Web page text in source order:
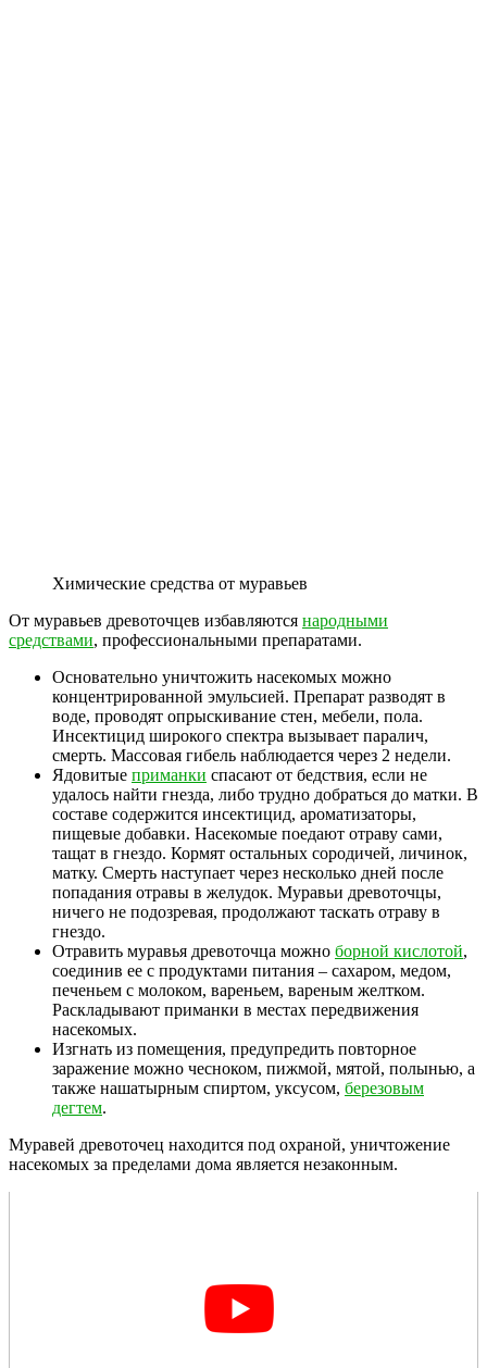
Химические средства от муравьев
От муравьев древоточцев избавляются народными
средствами, профессиональными препаратами.
Основательно уничтожить насекомых можно
концентрированной эмульсией. Препарат разводят в
воде, проводят опрыскивание стен, мебели, пола.
Инсектицид широкого спектра вызывает паралич,
смерть. Массовая гибель наблюдается через 2 недели.
Ядовитые приманки спасают от бедствия, если не
удалось найти гнезда, либо трудно добраться до матки. В
составе содержится инсектицид, ароматизаторы,
пищевые добавки. Насекомые поедают отраву сами,
тащат в гнездо. Кормят остальных сородичей, личинок,
матку. Смерть наступает через несколько дней после
попадания отравы в желудок. Муравьи древоточцы,
ничего не подозревая, продолжают таскать отраву в
гнездо.
Отравить муравья древоточца можно борной кислотой,
соединив ее с продуктами питания – сахаром, медом,
печеньем с молоком, вареньем, вареным желтком.
Раскладывают приманки в местах передвижения
насекомых.
Изгнать из помещения, предупредить повторное
заражение можно чесноком, пижмой, мятой, полынью, а
также нашатырным спиртом, уксусом, березовым
дегтем.
Муравей древоточец находится под охраной, уничтожение
насекомых за пределами дома является незаконным.